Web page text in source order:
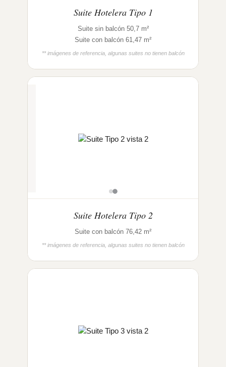
Suite Hotelera Tipo 1
Suite sin balcón 50,7 m²
Suite con balcón 61,47 m²
** imágenes de referencia, algunas suites no tienen balcón
Suite Hotelera Tipo 2
Suite con balcón 76,42 m²
** imágenes de referencia, algunas suites no tienen balcón